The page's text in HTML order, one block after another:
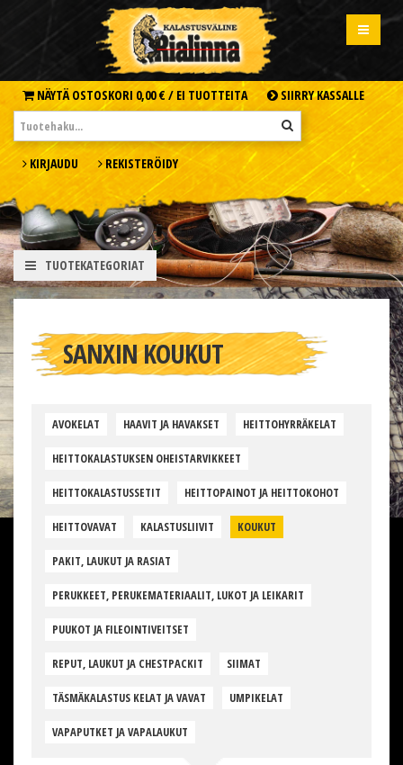
NÄYTÄ OSTOSKORI 0,00 € / EI TUOTTEITA SIIRRY KASSALLE
KIRJAUDU REKISTERÖIDY
TUOTEKATEGORIAT
SANXIN KOUKUT
AVOKELAT HAAVIT JA HAVAKSET HEITTOHYRRÄKELAT
HEITTOKALASTUKSEN OHEISTARVIKKEET
HEITTOKALASTUSSETIT HEITTOPAINOT JA HEITTOKOHOT
HEITTOVAVAT KALASTUSLIIVIT KOUKUT
PAKIT, LAUKUT JA RASIAT
PERUKKEET, PERUKEMATERIAALIT, LUKOT JA LEIKARIT
PUUKOT JA FILEOINTIVEITSET
REPUT, LAUKUT JA CHESTPACKIT SIIMAT
TÄSMÄKALASTUS KELAT JA VAVAT UMPIKELAT
VAPAPUTKET JA VAPALAUKUT